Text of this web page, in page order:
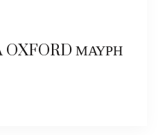
OXFORD ΜΑΥΡΗ